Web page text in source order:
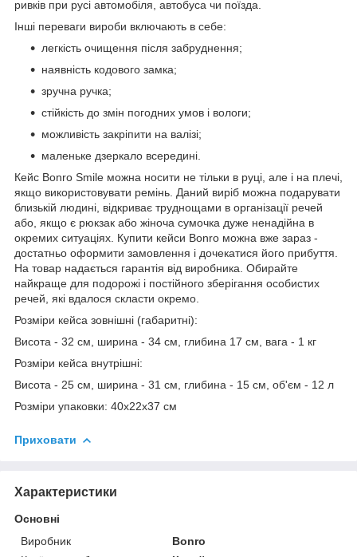
ривків при русі автомобіля, автобуса чи поїзда.
Інші переваги вироби включають в себе:
легкість очищення після забруднення;
наявність кодового замка;
зручна ручка;
стійкість до змін погодних умов і вологи;
можливість закріпити на валізі;
маленьке дзеркало всередині.
Кейс Bonro Smile можна носити не тільки в руці, але і на плечі,
якщо використовувати ремінь. Даний виріб можна подарувати
близькій людині, відкриває труднощами в організації речей
або, якщо є рюкзак або жіноча сумочка дуже ненадійна в
окремих ситуаціях. Купити кейси Bonro можна вже зараз -
достатньо оформити замовлення і дочекатися його прибуття.
На товар надається гарантія від виробника. Обирайте
найкраще для подорожі і постійного зберігання особистих
речей, які вдалося скласти окремо.
Розміри кейса зовнішні (габаритні):
Висота - 32 см, ширина - 34 см, глибина 17 см, вага - 1 кг
Розміри кейса внутрішні:
Висота - 25 см, ширина - 31 см, глибина - 15 см, об'єм - 12 л
Розміри упаковки: 40х22х37 см
Приховати
Характеристики
Основні
Виробник
Bonro